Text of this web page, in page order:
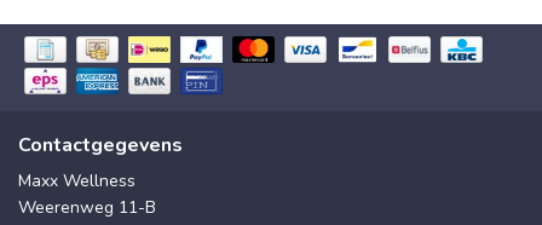
Contactgegevens
Maxx Wellness
Weerenweg 11-B